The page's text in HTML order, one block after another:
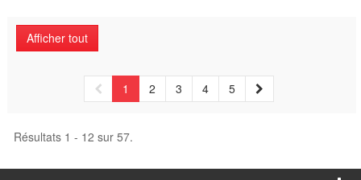
Afficher tout
1 2 3 4 5
Résultats 1 - 12 sur 57.